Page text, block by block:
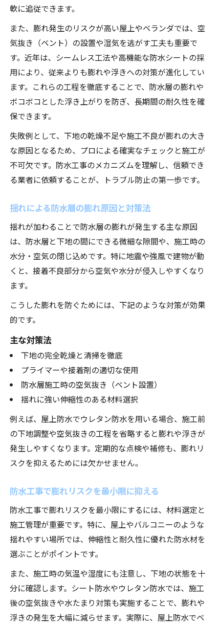
軟に追従できます。
また、膨れ発生のリスクが高い屋上やベランダでは、空
気抜き（ベント）の設置や湿気を逃がす工夫も重要で
す。近年は、シームレス工法や高機能な防水シートの採
用により、従来よりも膨れや浮きへの対策が進化してい
ます。これらの工程を徹底することで、防水層の膨れや
ボコボコとした浮き上がりを防ぎ、長期間の耐久性を確
保できます。
失敗例として、下地の乾燥不足や施工不良が膨れの大き
な原因となるため、プロによる確実なチェックと施工が
不可欠です。防水工事のメカニズムを理解し、信頼でき
る業者に依頼することが、トラブル防止の第一歩です。
揺れによる防水層の膨れ原因と対策法
揺れが加わることで防水層の膨れが発生する主な原因
は、防水層と下地の間にできる微細な隙間や、施工時の
水分・空気の閉じ込めです。特に地震や強風で建物が動
くと、接着不良部分から空気や水分が侵入しやすくなり
ます。
こうした膨れを防ぐためには、下記のような対策が効果
的です。
主な対策法
下地の完全乾燥と清掃を徹底
プライマーや接着剤の適切な使用
防水層施工時の空気抜き（ベント設置）
揺れに強い伸縮性のある材料選択
例えば、屋上防水でウレタン防水を用いる場合、施工前
の下地調整や空気抜きの工程を省略すると膨れや浮きが
発生しやすくなります。定期的な点検や補修も、膨れリ
スクを抑えるためには欠かせません。
防水工事で膨れリスクを最小限に抑える
防水工事で膨れリスクを最小限にするには、材料選定と
施工管理が重要です。特に、屋上やバルコニーのような
揺れやすい場所では、伸縮性と耐久性に優れた防水材を
選ぶことがポイントです。
また、施工時の気温や湿度にも注意し、下地の状態を十
分に確認します。シート防水やウレタン防水では、施工
後の空気抜きや水たまり対策も実施することで、膨れや
浮きの発生を大幅に減らせます。実際に、屋上防水でベ